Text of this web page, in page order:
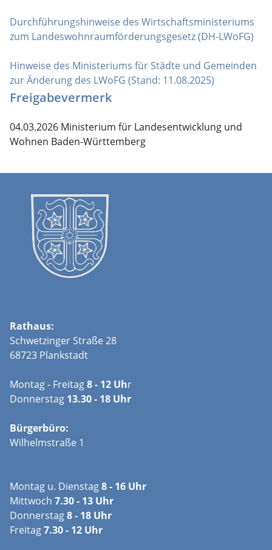
Durchführungshinweise des Wirtschaftsministeriums
zum Landeswohnraumförderungsgesetz (DH-LWoFG)
Hinweise des Ministeriums für Städte und Gemeinden
zur Änderung des LWoFG (Stand: 11.08.2025)
Freigabevermerk
04.03.2026 Ministerium für Landesentwicklung und
Wohnen Baden-Württemberg
Rathaus:
Schwetzinger Straße 28
68723 Plankstadt
Montag - Freitag8 - 12 Uhr
Donnerstag 13.30 - 18 Uhr
Bürgerbüro:
Wilhelmstraße 1
Montag u. Dienstag8 - 16 Uhr
Mittwoch 7.30 - 13 Uhr
Donnerstag8 - 18 Uhr
Freitag7.30 - 12 Uhr